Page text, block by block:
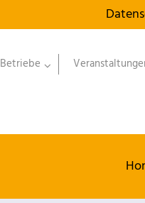
Betriebe